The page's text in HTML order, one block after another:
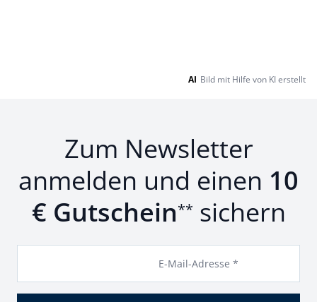
AI Bild mit Hilfe von KI erstellt
Zum Newsletter
anmelden und einen 10
€ Gutschein** sichern
E-Mail-Adresse *